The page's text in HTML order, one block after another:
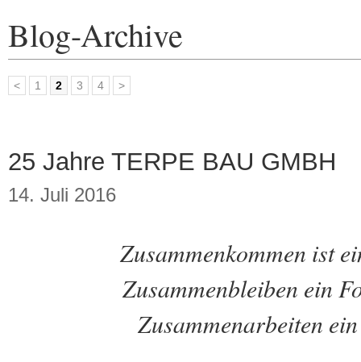
Blog-Archive
< 1 2 3 4 >
25 Jahre TERPE BAU GMBH
14. Juli 2016
Zusammenkommen ist
Zusammenbleiben ein
Zusammenarbeiten